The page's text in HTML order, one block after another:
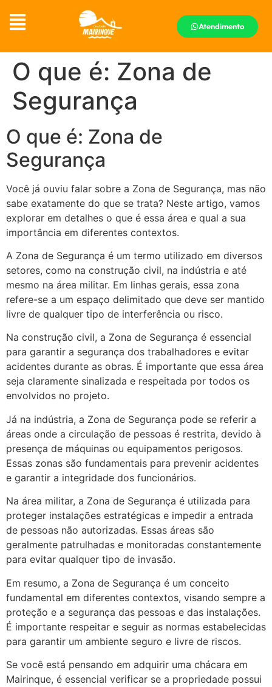
Atendimento
O que é: Zona de
Segurança
O que é: Zona de
Segurança
Você já ouviu falar sobre a Zona de Segurança, mas não
sabe exatamente do que se trata? Neste artigo, vamos
explorar em detalhes o que é essa área e qual a sua
importância em diferentes contextos.
A Zona de Segurança é um termo utilizado em diversos
setores, como na construção civil, na indústria e até
mesmo na área militar. Em linhas gerais, essa zona
refere-se a um espaço delimitado que deve ser mantido
livre de qualquer tipo de interferência ou risco.
Na construção civil, a Zona de Segurança é essencial
para garantir a segurança dos trabalhadores e evitar
acidentes durante as obras. É importante que essa área
seja claramente sinalizada e respeitada por todos os
envolvidos no projeto.
Já na indústria, a Zona de Segurança pode se referir a
áreas onde a circulação de pessoas é restrita, devido à
presença de máquinas ou equipamentos perigosos.
Essas zonas são fundamentais para prevenir acidentes
e garantir a integridade dos funcionários.
Na área militar, a Zona de Segurança é utilizada para
proteger instalações estratégicas e impedir a entrada
de pessoas não autorizadas. Essas áreas são
geralmente patrulhadas e monitoradas constantemente
para evitar qualquer tipo de invasão.
Em resumo, a Zona de Segurança é um conceito
fundamental em diferentes contextos, visando sempre a
proteção e a segurança das pessoas e das instalações.
É importante respeitar e seguir as normas estabelecidas
para garantir um ambiente seguro e livre de riscos.
Se você está pensando em adquirir uma chácara em
Mairinque, é essencial verificar se a propriedade possui